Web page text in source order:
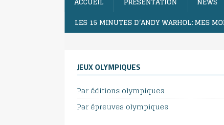
LES 15 MINUTES D’ANDY WARHOL: MES
JEUX OLYMPIQUES
Par éditions olympiques
Par épreuves olympiques